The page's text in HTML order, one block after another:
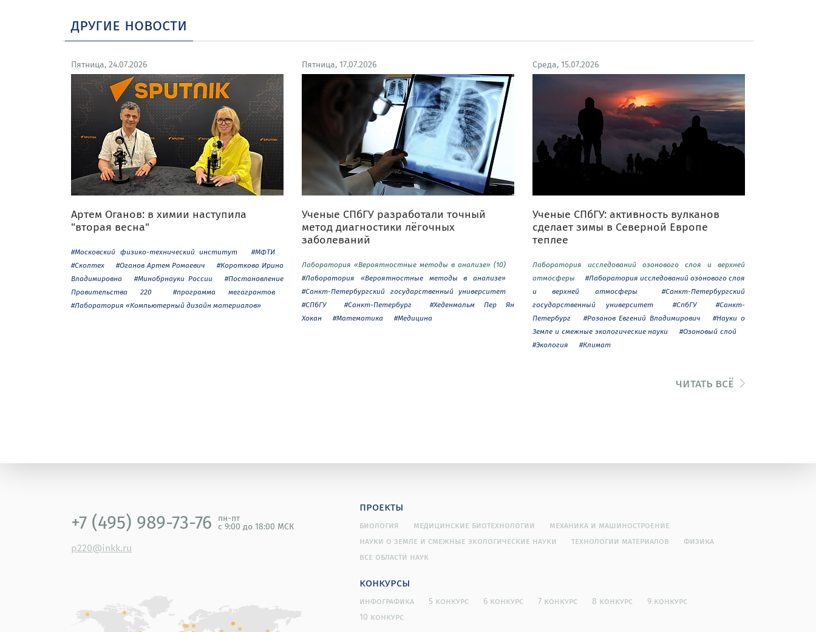
другие новости
Пятница, 24.07.2026
Артем Оганов: в химии наступила
"вторая весна"
#Московский физико-технический институт
#МФТИ
#Сколтех
#Оганов Артем Ромаевич
#Короткова Ирина
Владимировна
#Минобрнауки России
#Постановление
Правительства 220
#программа мегагрантов
#Лаборатория «Компьютерный дизайн материалов»
Пятница, 17.07.2026
Ученые СПбГУ разработали точный
метод диагностики лёгочных
заболеваний
Лаборатория «Вероятностные методы в анализе» (10)
#Лаборатория «Вероятностные методы в анализе»
#Санкт-Петербургский государственный университет
#СПбГУ
#Санкт-Петербург
#Хеденмальм Пер Ян
Хокан
#Математика #Медицина
Среда, 15.07.2026
Ученые СПбГУ: активность вулканов
сделает зимы в Северной Европе
теплее
Лаборатория исследований озонового слоя и верхней
атмосферы
#Лаборатория исследований озонового слоя
и верхней атмосферы
#Санкт-Петербургский
государственный университет
#СпбГУ
#Санкт-
Петербург
#Розанов Евгений Владимирович
#Науки о
Земле и смежные экологические науки
#Озоновый слой
#Экология
#Климат
читать всё
+7 (495) 989-73-76 пн-пт
с 9:00 до 18:00 МСК
p220@inkk.ru
проекты
биология медицинские биотехнологии
механика и машиностроение
науки о земле и смежные экологические науки
технологии материалов
физика
все области наук
конкурсы
инфографика 5 конкурс 6 конкурс 7 конкурс 8 конкурс
9 конкурс
10 конкурс